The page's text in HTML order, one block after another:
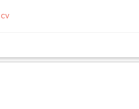
i stalowych, w tym kontrola jakości,